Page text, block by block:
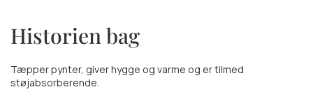
Historien bag
Tæpper pynter, giver hygge og varme og er tilmed
støjabsorberende.